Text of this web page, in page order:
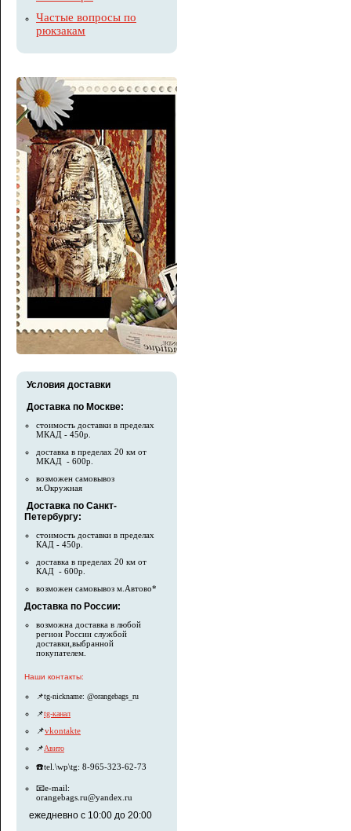
Частые вопросы по
рюкзакам
Условия доставки
Доставка по Москве:
стоимость доставки в пределах
МКАД - 450р.
доставка в пределах 20 км от
МКАД - 600р.
возможен самовывоз
м.Окружная
Доставка по Санкт-
Петербургу:
стоимость доставки в пределах
КАД - 450р.
доставка в пределах 20 км от
КАД - 600р.
возможен самовывоз м.Автово*
Доставка по России:
возможна доставка в любой
регион России службой
доставки,выбранной
покупателем.
Наши контакты:
📌tg-nickname: @orangebags_ru
📌tg-канал
📌vkontakte
📌Авито
☎️tel.\wp\tg: 8-965-323-62-73
📧e-mail:
orangebags.ru@yandex.ru
ежедневно с 10:00 до 20:00